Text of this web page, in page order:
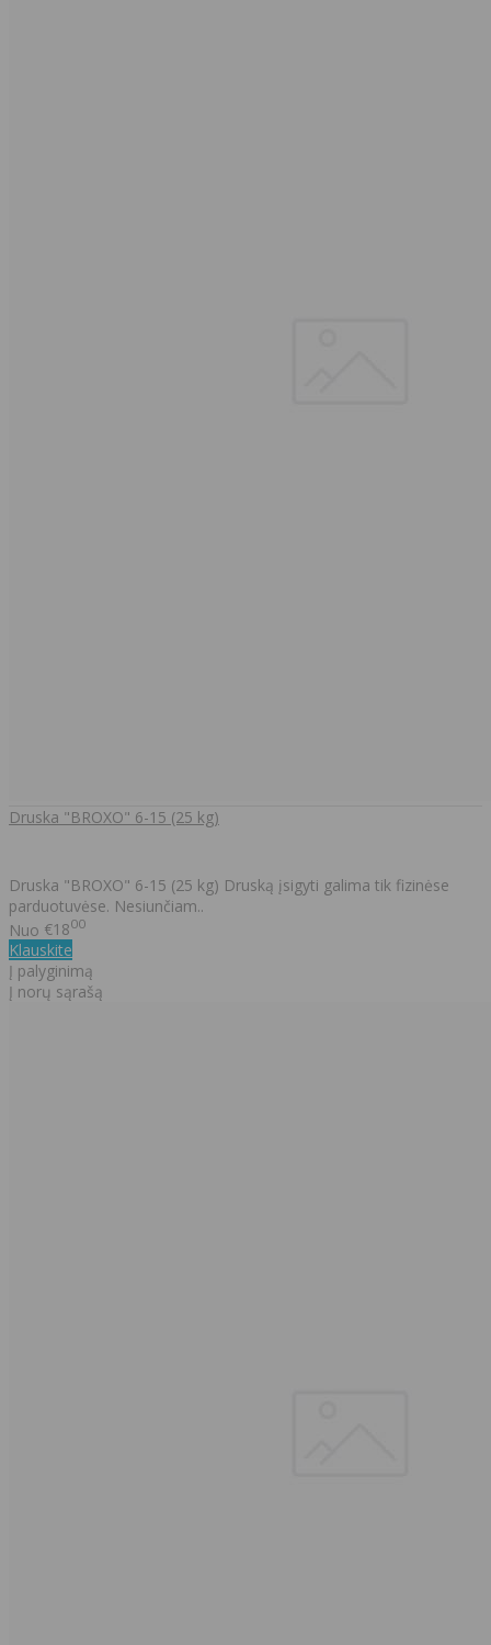
Druska "BROXO" 6-15 (25 kg)
Druska "BROXO" 6-15 (25 kg) Druską įsigyti galima tik fizinėse
parduotuvėse. Nesiunčiam..
Nuo €1800
Klauskite
Į palyginimą
Į norų sąrašą